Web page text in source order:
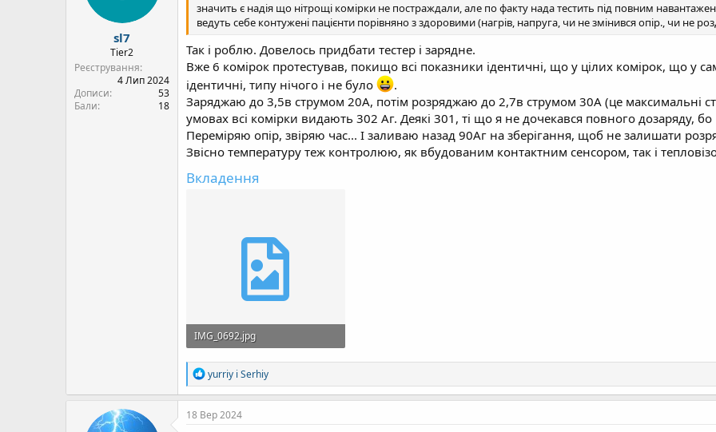
sl7
Tier2
Реєстрування
4 Лип 2024
Дописи
53
Бали
18
значить є надія що нітрощі комірки не постраждали, але по факту нада тестить під повним
ведуть себе контужені пацієнти порівняно з здоровими (нагрів, напруга, чи не змінився опір., чи не
Так і роблю. Довелось придбати тестер і зарядне.
Вже 6 комірок протестував, покищо всі показники ідентичні, що у цілих комірок, що у
ідентичні, типу нічого і не було
.
Заряджаю до 3,5в струмом 20А, потім розряджаю до 2,7в струмом 30А (це максимальні
умовах всі комірки видають 302 Аг. Деякі 301, ті що я не дочекався повного дозаряду,
Переміряю опір, звіряю час... І заливаю назад 90Аг на зберігання, щоб не залишати
Звісно температуру теж контролюю, як вбудованим контактним сенсором, так і
Вкладення
IMG_0692.jpg
3,7 Mб · Перегляди: 45
Р
е
а
к
ц
yurriy і Serhiy
18 Вер 2024